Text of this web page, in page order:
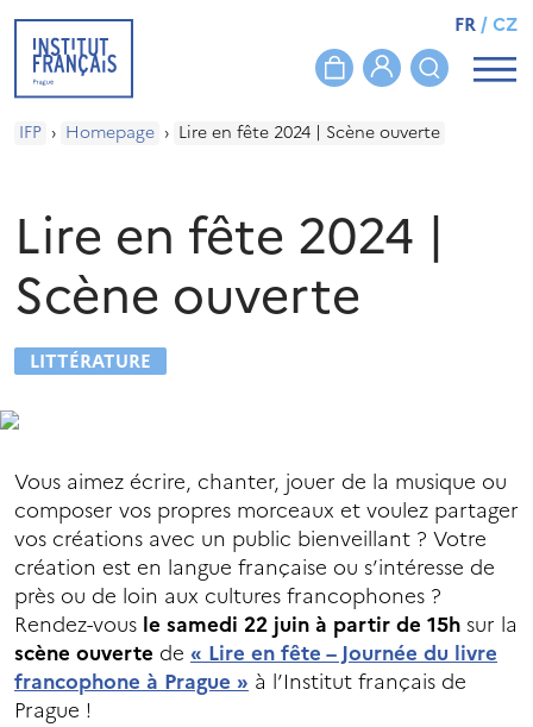
FR/CZ
IFP › Homepage › Lire en fête 2024 | Scène ouverte
Lire en fête 2024 |
Scène ouverte
LITTÉRATURE
Vous aimez écrire, chanter, jouer de la musique ou
composer vos propres morceaux et voulez partager
vos créations avec un public bienveillant ? Votre
création est en langue française ou s’intéresse de
près ou de loin aux cultures francophones ?
Rendez-vous le samedi 22 juin à partir de 15hsur la
scène ouverte de « Lire en fête – Journée du livre
francophone à Prague » à l’Institut français de
Prague !